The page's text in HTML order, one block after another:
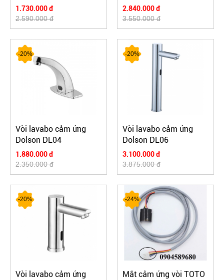
NA
1.730.000 đ
2.590.000 đ
2.840.000 đ
3.550.000 đ
-20%
Vòi lavabo cảm ứng
Dolson DL04
1.880.000 đ
2.350.000 đ
-20%
Vòi lavabo cảm ứng
Dolson DL06
3.100.000 đ
3.875.000 đ
-20%
Vòi lavabo cảm ứng
-24%
Mắt cảm ứng vòi TOTO